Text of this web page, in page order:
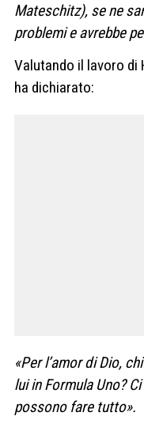
Mateschitz), se ne
problemi e avrebbe
Valutando il lavoro di
ha dichiarato:
«Per l’amor di Dio,
lui in Formula Uno?
possono fare tutto».